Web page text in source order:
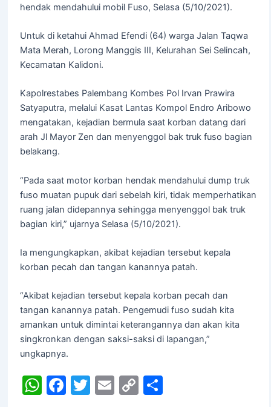
hendak mendahului mobil Fuso, Selasa (5/10/2021).
Untuk di ketahui Ahmad Efendi (64) warga Jalan Taqwa
Mata Merah, Lorong Manggis III, Kelurahan Sei Selincah,
Kecamatan Kalidoni.
Kapolrestabes Palembang Kombes Pol Irvan Prawira
Satyaputra, melalui Kasat Lantas Kompol Endro Aribowo
mengatakan, kejadian bermula saat korban datang dari
arah Jl Mayor Zen dan menyenggol bak truk fuso bagian
belakang.
“Pada saat motor korban hendak mendahului dump truk
fuso muatan pupuk dari sebelah kiri, tidak memperhatikan
ruang jalan didepannya sehingga menyenggol bak truk
bagian kiri,” ujarnya Selasa (5/10/2021).
Ia mengungkapkan, akibat kejadian tersebut kepala
korban pecah dan tangan kanannya patah.
“Akibat kejadian tersebut kepala korban pecah dan
tangan kanannya patah. Pengemudi fuso sudah kita
amankan untuk dimintai keterangannya dan akan kita
singkronkan dengan saksi-saksi di lapangan,”
ungkapnya.
W F T E C S